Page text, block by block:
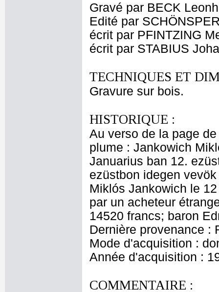
Gravé par BECK
Edité par
écrit par PFINTZING
écrit par STABIUS
TECHNIQUES ET
Gravure sur bois.
HISTORIQUE :
Au verso de la page
plume : Jankowich
Januarius ban 12.
ezüstbon idegen
Miklós Jankowich le
par un acheteur
14520 francs; baron
Dernière provenance :
Mode d'acquisition :
Année d'acquisition :
COMMENTAIRE :